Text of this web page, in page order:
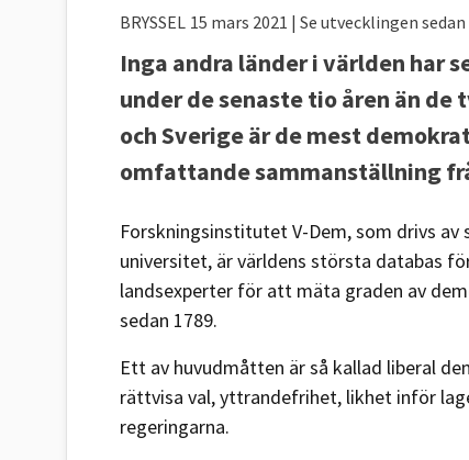
BRYSSEL 15 mars 2021 | Se utvecklingen sedan
Inga andra länder i världen har
under de senaste tio åren än de
och Sverige är de mest
omfattande sammanställning
Forskningsinstitutet V-Dem, som drivs
universitet, är världens största databas
landsexperter för att mäta graden av
sedan 1789.
Ett av huvudmåtten är så kallad liberal
rättvisa val, yttrandefrihet, likhet inför
regeringarna.